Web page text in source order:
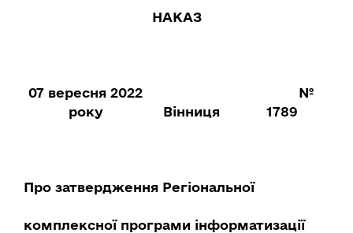
НАКАЗ
07 вересня 2022
року
Вінниця
№
1789
Про затвердження Регіональної
комплексної програми інформатизації